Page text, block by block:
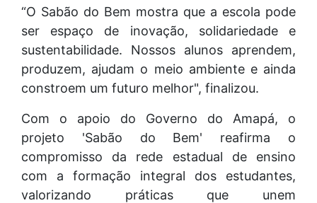
“O Sabão do Bem mostra que a escola pode
ser espaço de inovação, solidariedade e
sustentabilidade. Nossos alunos aprendem,
produzem, ajudam o meio ambiente e ainda
constroem um futuro melhor", finalizou.
Com o apoio do Governo do Amapá, o
projeto 'Sabão do Bem' reafirma o
compromisso da rede estadual de ensino
com a formação integral dos estudantes,
valorizando práticas que unem